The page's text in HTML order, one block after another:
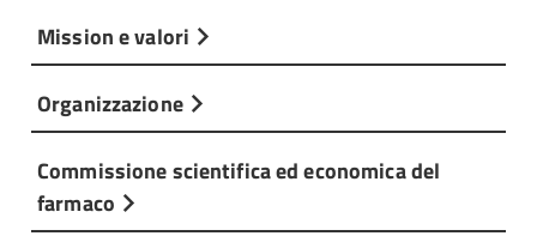
Mission e valori
Organizzazione
Commissione scientifica ed economica del
farmaco